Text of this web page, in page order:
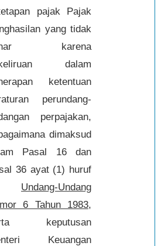
pajak Pajak
yang tidak
karena
dalam
ketentuan
perundang-
perpajakan,
dimaksud
Pasal 16 dan
36 ayat (1) huruf
Undang-Undang
6 Tahun 1983,
keputusan
Keuangan